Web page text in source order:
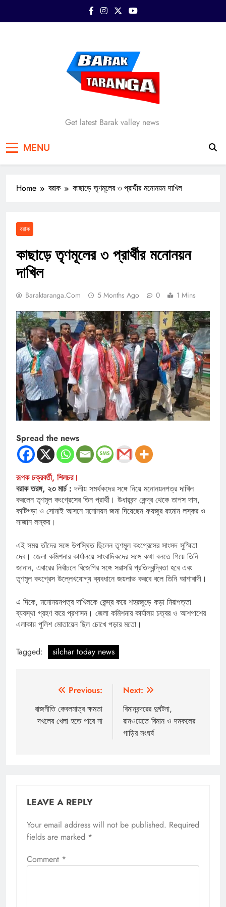
Barak Taranga
Get latest Barak valley news
MENU
Home বরাক কাছাড়ে তৃণমূলের ৩ প্রার্থীর মনোনয়ন দাখিল
বরাক
কাছাড়ে তৃণমূলের ৩ প্রার্থীর মনোনয়ন
দাখিল
Baraktaranga.com 5 Months Ago 0 1 Mins
Spread the news
রূপক চক্রবর্তী, শিলচর।
বরাক তরঙ্গ, ২৩ মার্চ : দলীয় সমর্থকদের সঙ্গে নিয়ে মনোনয়নপত্র দাখিল
করলেন তৃণমূল কংগ্রেসের তিন প্রার্থী। উধারবন্দ কেন্দ্র থেকে তাপস দাস,
কাটিগড়া ও সোনাই আসনে মনোনয়ন জমা দিয়েছেন ফয়জুর রহমান লস্কর ও
সাজান লস্কর।
এই সময় তাঁদের সঙ্গে উপস্থিত ছিলেন তৃণমূল কংগ্রেসের সাংসদ সুস্মিতা
দেব। জেলা কমিশনার কার্যালয়ে সাংবাদিকদের সঙ্গে কথা বলতে গিয়ে তিনি
জানান, এবারের নির্বাচনে বিজেপির সঙ্গে সরাসরি প্রতিদ্বন্দ্বিতা হবে এবং
তৃণমূল কংগ্রেস উল্লেখযোগ্য ব্যবধানে জয়লাভ করবে বলে তিনি আশাবাদী।
এ দিকে, মনোনয়নপত্র দাখিলকে কেন্দ্র করে শহরজুড়ে কড়া নিরাপত্তা
ব্যবস্থা গ্রহণ করে প্রশাসন। জেলা কমিশনার কার্যালয় চত্বর ও আশপাশের
এলাকায় পুলিশ মোতায়েন ছিল চোখে পড়ার মতো।
Tagged: silchar today news
navigation
Previous:
রাজনীতি কেবলমাত্র ক্ষমতা
দখলের খেলা হতে পারে না
Next:
বিমানবন্দরের দুর্ঘটনা,
রানওয়েতে বিমান ও দমকলের
গাড়ির সংঘর্ষ
LEAVE A REPLY
Your email address will not be published. Required
fields are marked *
Comment *